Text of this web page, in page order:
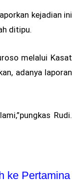
kejadian ini
ditipu.
melalui Kasat
adanya laporan
Rudi.
ke Pertamina